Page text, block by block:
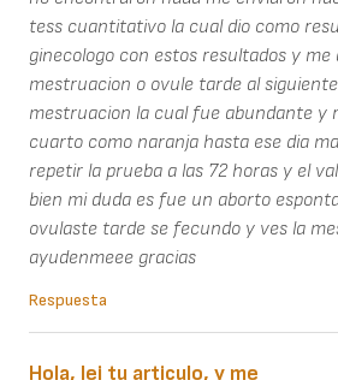
tess cuantitativo la cual dio como
ginecologo con estos resultados y
mestruacion o ovule tarde al
mestruacion la cual fue abundante y
cuarto como naranja hasta ese dia
repetir la prueba a las 72 horas y el
bien mi duda es fue un aborto
ovulaste tarde se fecundo y ves la
ayudenmeee gracias
Respuesta
Hola, lei tu articulo, y me